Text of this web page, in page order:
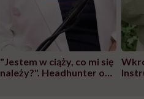
"Jestem w ciąży, co mi się
należy?". Headhunter o